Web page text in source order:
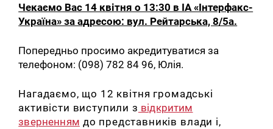
Чекаємо Вас 14 квітня о 13:30 в ІА «Інтерфакс-
Україна» за адресою: вул. Рейтарська, 8/5а.
Попередньо просимо акредитуватися за
телефоном: (098) 782 84 96, Юлія.
Нагадаємо, що 12 квітня громадські
активісти виступили з відкритим
зверненням до представників влади і,